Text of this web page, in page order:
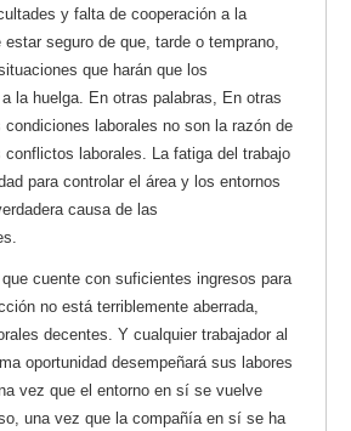
y falta de cooperación a la
seguro de que, tarde o temprano,
que harán que los
la huelga. En otras palabras, En otras
laborales no son la razón de
laborales. La fatiga del trabajo
para controlar el área y los entornos
causa de las
cuente con suficientes ingresos para
no está terriblemente aberrada,
decentes. Y cualquier trabajador al
oportunidad desempeñará sus labores
vez que el entorno en sí se vuelve
una vez que la compañía en sí se ha